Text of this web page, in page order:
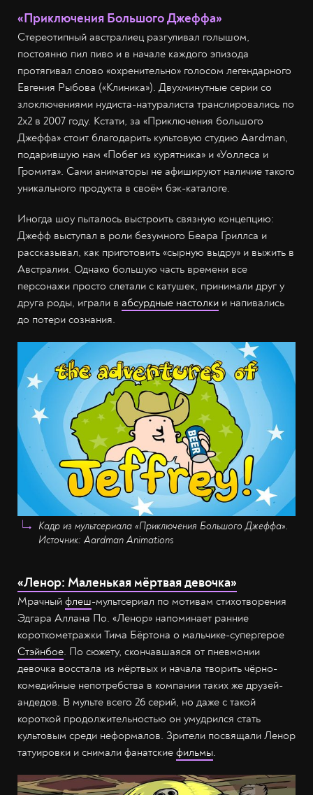
«Приключения Большого Джеффа»
Стереотипный австралиец разгуливал голышом,
постоянно пил пиво и в начале каждого эпизода
протягивал слово «охренительно» голосом легендарного
Евгения Рыбова («Клиника»). Двухминутные серии со
злоключениями нудиста-натуралиста транслировались по
2x2 в 2007 году. Кстати, за «Приключения большого
Джеффа» стоит благодарить культовую студию Aardman,
подарившую нам «Побег из курятника» и «Уоллеса и
Громита». Сами аниматоры не афишируют наличие такого
уникального продукта в своём бэк-каталоге.
Иногда шоу пыталось выстроить связную концепцию:
Джефф выступал в роли безумного Беара Гриллса и
рассказывал, как приготовить «сырную выдру» и выжить в
Австралии. Однако большую часть времени все
персонажи просто слетали с катушек, принимали друг у
друга роды, играли в абсурдные настолки и напивались
до потери сознания.
Кадр из мультсериала «Приключения Большого Джеффа».
Источник: Aardman Animations
«Ленор: Маленькая мёртвая девочка»
Мрачный флеш-мультсериал по мотивам стихотворения
Эдгара Аллана По. «Ленор» напоминает ранние
короткометражки Тима Бёртона о мальчике-супергерое
Стэйнбое. По сюжету, скончавшаяся от пневмонии
девочка восстала из мёртвых и начала творить чёрно-
комедийные непотребства в компании таких же друзей-
андедов. В мульте всего 26 серий, но даже с такой
короткой продолжительностью он умудрился стать
культовым среди неформалов. Зрители посвящали Ленор
татуировки и снимали фанатские фильмы.